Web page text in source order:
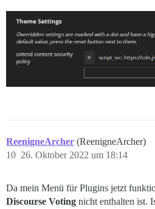
ReenigneArcher (ReenigneArcher)
26. Oktober 2022 um 18:14
10
Da mein Menü für Plugins jetzt
Discourse Voting nicht enthalten ist.